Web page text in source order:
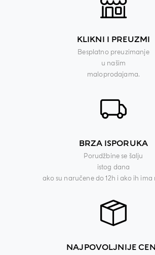
KLIKNI I PREUZMI
Besplatno preuzimanje
u našim
maloprodajama.
BRZA ISPORUKA
Porudžbine se šalju
istog dana
ako su naručene do 12h i ako ih ima
NAJPOVOLJNIJE